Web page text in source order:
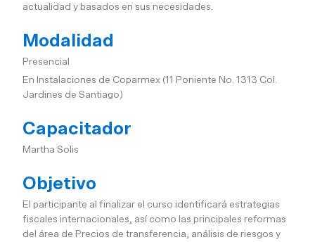
actualidad y basados en sus necesidades.
Modalidad
Presencial
En Instalaciones de Coparmex (11 Poniente No. 1313 Col.
Jardines de Santiago)
Capacitador
Martha Solis
Objetivo
El participante al finalizar el curso identificará estrategias
fiscales internacionales, así como las principales reformas
del área de Precios de transferencia, análisis de riesgos y